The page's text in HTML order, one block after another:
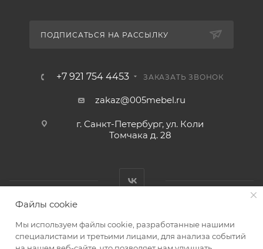
ПОДПИСАТЬСЯ НА РАССЫЛКУ
+7 921 754 4453 ЗАКАЗАТЬ ЗВОНОК
zakaz@005mebel.ru
г. Санкт-Петербург, ул. Коли
Томчака д. 28
Файлы cookie
Мы используем файлы cookie, разработанные нашими
специалистами и третьими лицами, для анализа событий